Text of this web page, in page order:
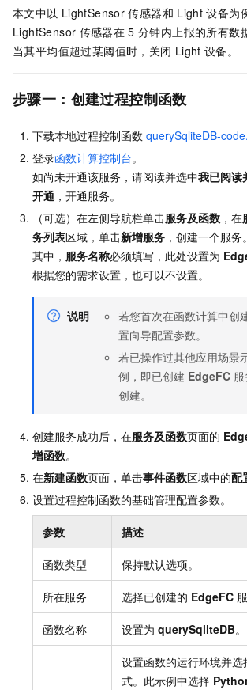
本文中以 LightSensor 传感器和 Light 设备为
LightSensor 传感器在 5 分钟内上报的所有数
当其平均值超过某阈值时，关闭 Light 设备。
步骤一：创建过程控制函数
下载本地过程控制函数 querySqliteDB-
登录函数计算控制台。
如尚未开通该服务，请阅读并选中我已阅读
开通 ，开通服务。
（可选）在左侧导航栏单击服务及函数 ，在
务列表区域，单击新增服务 ，创建一个服务。
其中， 服务名称必须填写，此处设置为
根据您的需求设置，也可以不设置。
说明
若您首次在函数计算中创
置向导配置参数。
若已操作过其他应用场景
例，即已创建 EdgeFC
创建。
创建服务成功后，在服务及函数页面的
增函数。
在新建函数页面，单击事件函数区域中的配
设置过程控制函数的基础管理配置参数。
参数 描述
函数类型 保持默认选项。
所在服务 选择已创建的 EdgeFC
函数名称 设置为 querySqliteDB。
设置函数的运行环境并
式。此示例中选择